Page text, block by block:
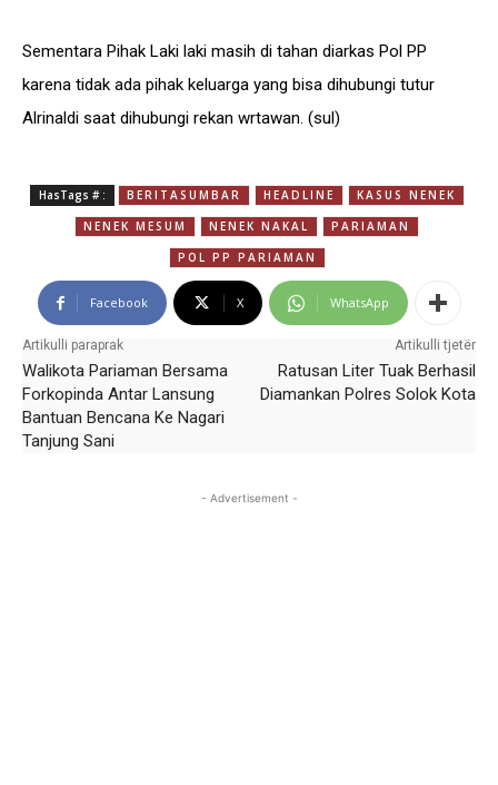
Sementara Pihak Laki laki masih di tahan diarkas Pol PP
karena tidak ada pihak keluarga yang bisa dihubungi tutur
Alrinaldi saat dihubungi rekan wrtawan. (sul)
HasTags # : BERITASUMBAR HEADLINE
KASUS NENEK
NENEK MESUM
NENEK NAKAL
PARIAMAN
POL PP PARIAMAN
Facebook X WhatsApp
Artikulli paraprak
Walikota Pariaman Bersama
Forkopinda Antar Lansung
Bantuan Bencana Ke Nagari
Tanjung Sani
Artikulli tjetër
Ratusan Liter Tuak Berhasil
Diamankan Polres Solok Kota
- Advertisement -